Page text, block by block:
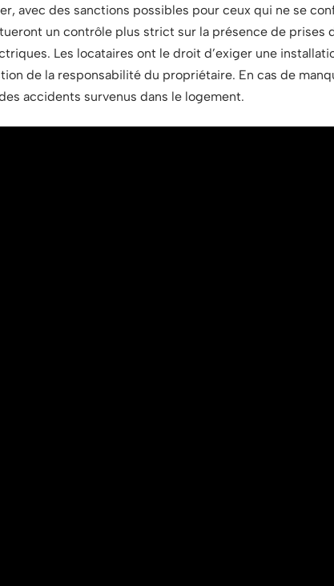
avec des sanctions possibles pour ceux qui ne se
un contrôle plus strict sur la présence de prises
Les locataires ont le droit d’exiger une
de la responsabilité du propriétaire. En cas de
accidents survenus dans le logement.